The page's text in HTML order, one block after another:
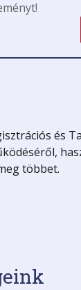
és
többet.